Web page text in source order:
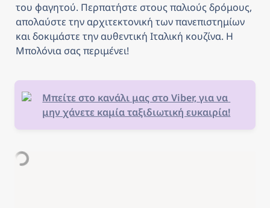
του φαγητού. Περπατήστε στους παλιούς δρόμους,
απολαύστε την αρχιτεκτονική των πανεπιστημίων
και δοκιμάστε την αυθεντική Ιταλική κουζίνα. Η
Μπολόνια σας περιμένει!
Μπείτε στο κανάλι μας στο Viber, για να
μην χάνετε καμία ταξιδιωτική ευκαιρία!